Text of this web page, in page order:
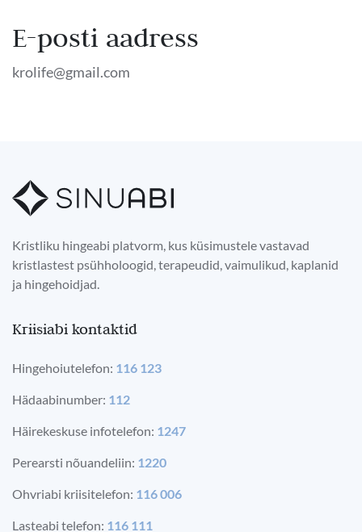
E-posti aadress
krolife@gmail.com
Kristliku hingeabi platvorm, kus küsimustele vastavad
kristlastest psühholoogid, terapeudid, vaimulikud, kaplanid
ja hingehoidjad.
Kriisiabi kontaktid
Hingehoiutelefon: 116 123
Hädaabinumber: 112
Häirekeskuse infotelefon: 1247
Perearsti nõuandeliin: 1220
Ohvriabi kriisitelefon: 116 006
Lasteabi telefon: 116 111